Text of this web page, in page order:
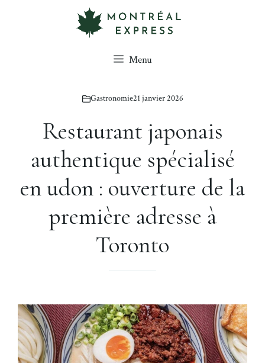
Menu
Gastronomie21 janvier 2026
Restaurant japonais
authentique spécialisé
en udon : ouverture de la
première adresse à
Toronto